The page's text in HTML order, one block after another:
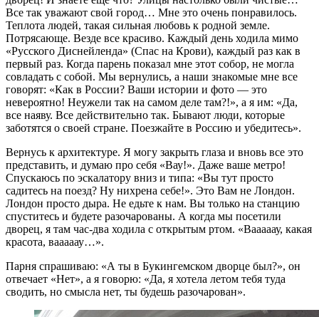
Все так уважают свой город… Мне это очень понравилось.
Теплота людей, такая сильная любовь к родной земле.
Потрясающе. Везде все красиво. Каждый день ходила мимо
«Русского Диснейленда» (Спас на Крови), каждый раз как в
первый раз. Когда парень показал мне этот собор, не могла
совладать с собой. Мы вернулись, а наши знакомые мне все
говорят: «Как в России? Ваши истории и фото — это
невероятно! Неужели так на самом деле там?!», а я им: «Да,
все наяву. Все действительно так. Бывают люди, которые
заботятся о своей стране. Поезжайте в Россию и убедитесь».
Вернусь к архитектуре. Я могу закрыть глаза и вновь все это
представить, и думаю про себя «Вау!». Даже ваше метро!
Спускаюсь по эскалатору вниз и типа: «Вы тут просто
садитесь на поезд? Ну нихрена себе!». Это Вам не Лондон.
Лондон просто дыра. Не едьте к нам. Вы только на станцию
спуститесь и будете разочарованы. А когда мы посетили
дворец, я там час-два ходила с открытым ртом. «Вааааау, какая
красота, вааааау…».
Парня спрашиваю: «А ты в Букингемском дворце был?», он
отвечает «Нет», а я говорю: «Да, я хотела летом тебя туда
сводить, но смысла нет, ты будешь разочарован».